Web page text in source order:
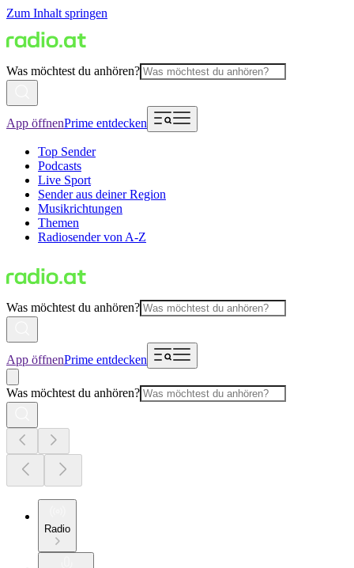
Zum Inhalt springen
Was möchtest du anhören?
App öffnenPrime entdecken
Top Sender
Podcasts
Live Sport
Sender aus deiner Region
Musikrichtungen
Themen
Radiosender von A-Z
Was möchtest du anhören?
App öffnenPrime entdecken
Was möchtest du anhören?
Radio